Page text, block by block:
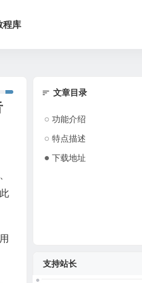
程库
文章目录
功能介绍
特点描述
下载地址
支持站长